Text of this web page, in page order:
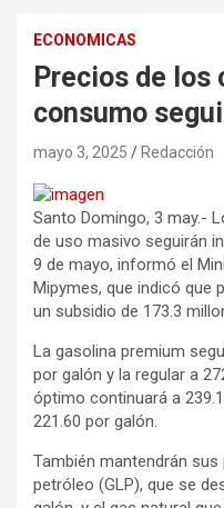
ECONOMICAS
Precios de
consumo
mayo 3, 2025 Redacción
Santo Domingo, 3 may.-
de uso masivo seguirán
9 de mayo, informó el
Mipymes, que indicó que
un subsidio de 173.3
La gasolina premium
por galón y la regular a
óptimo continuará a
221.60 por galón.
También mantendrán
petróleo (GLP), que se